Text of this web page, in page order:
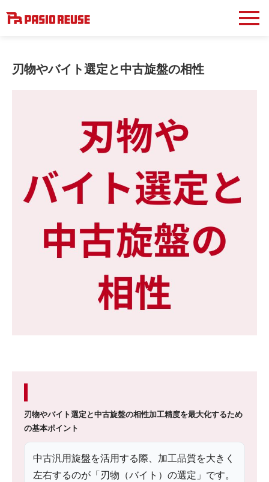
刃物やバイト選定と中古旋盤の相性
刃物やバイト選定と中古旋盤の相性加工精度を最大化するため
の基本ポイント
中古汎用旋盤を活用する際、加工品質を大きく
左右するのが「刃物（バイト）の選定」です。